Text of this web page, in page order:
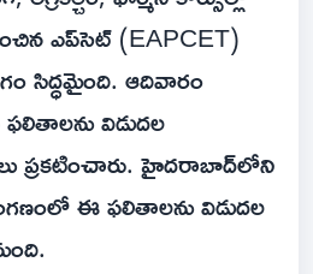
ఎప్‌సెట్ (EAPCET)
సిద్ధమైంది. ఆదివారం
విడుదల
ప్రకటించారు. హైదరాబాద్‌లోని
ఈ ఫలితాలను విడుదల